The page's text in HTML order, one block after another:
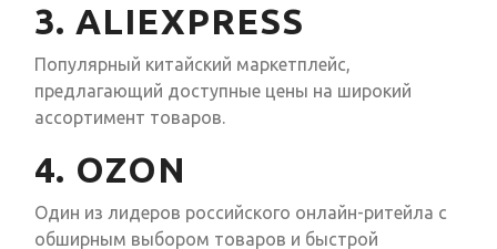
3. ALIEXPRESS
Популярный китайский маркетплейс,
предлагающий доступные цены на широкий
ассортимент товаров.
4. OZON
Один из лидеров российского онлайн-ритейла с
обширным выбором товаров и быстрой